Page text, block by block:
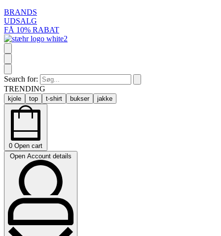
BRANDS
UDSALG
FÅ 10% RABAT
Search for:
TRENDING
kjole top t-shirt bukser jakke
0 Open cart
Open Account details